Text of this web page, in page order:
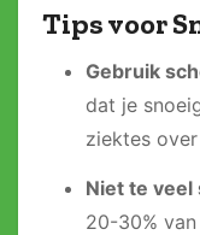
Tips voor
Gebruik
dat je
ziektes
Niet te veel
20-30%